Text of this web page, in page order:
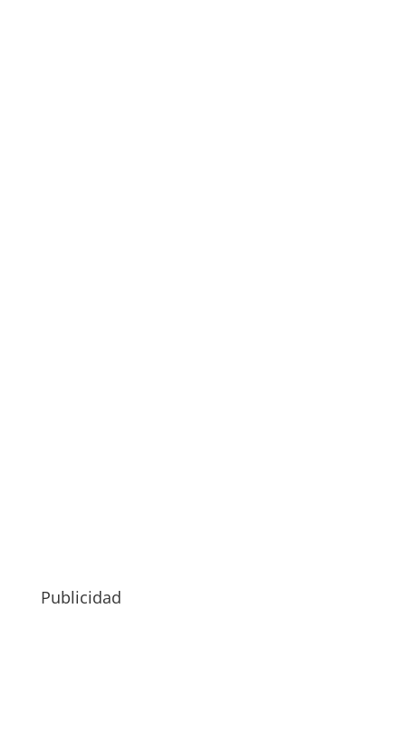
Publicidad